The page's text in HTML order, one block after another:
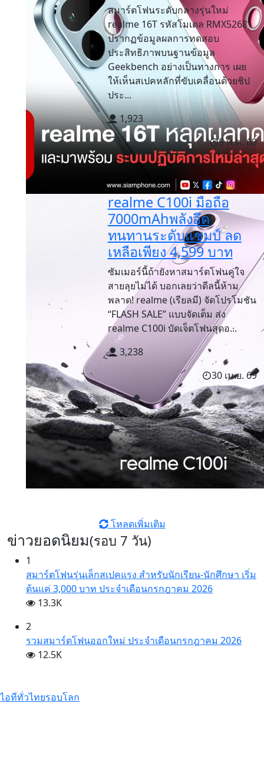
สมาร์ตโฟนระดับกลางรุ่นใหม่
realme 16T รหัสโมเดล RMX5268
ปรากฏข้อมูลผลการทดสอบ
ประสิทธิภาพบนฐานข้อมูล
Geekbench อย่างเป็นทางการ เผย
ให้เห็นสเปคหลักที่ขับเคลื่อนด้วยชิป
ประ...
1,923
5 พ.ค. 69
realme C100i มือถือ
7000mAhพลังอึด
ทนทานระดับแชมป์ ลด
เหลือเพียง 4,599 บาท
ซัมเมอร์นี้ถ้ายังหาสมาร์ตโฟนคู่ใจ
สายลุยไม่ได้ บอกเลยว่าดีลนี้ห้าม
พลาด! realme (เรียลมี) จัดโปรโมชัน
“FLASH SALE” แบบจัดเต็ม ส่ง
realme C100i บัดเจ็ตโฟนสุดอ...
3,238
30 เม.ย. 69
โหลดเพิ่มเติม
ข่าวยอดนิยม(รอบ 7 วัน)
1
สมาร์ตโฟนรุ่นเล็กสเปคแรง สำหรับนักเรียน-นักศึกษา เริ่ม
ต้นแค่ 3,000 บาท ประจำเดือนกรกฎาคม 2026
13.3K
2
รวมสมาร์ตโฟนออกใหม่ ประจำเดือนกรกฎาคม 2026
12.5K
ไอทีทั่วไทยรอบโลก